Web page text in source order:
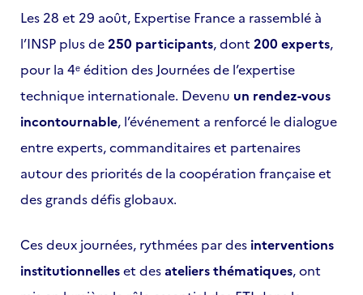
Les 28 et 29 août, Expertise France a rassemblé à
l’INSP plus de250 participants, dont 200 experts,
pour la 4ᵉ édition des Journées de l’expertise
technique internationale. Devenu un rendez-vous
incontournable, l’événement a renforcé le dialogue
entre experts, commanditaires et partenaires
autour des priorités de la coopération française et
des grands défis globaux.
Ces deux journées, rythmées par des interventions
institutionnelleset desateliers thématiques, ont